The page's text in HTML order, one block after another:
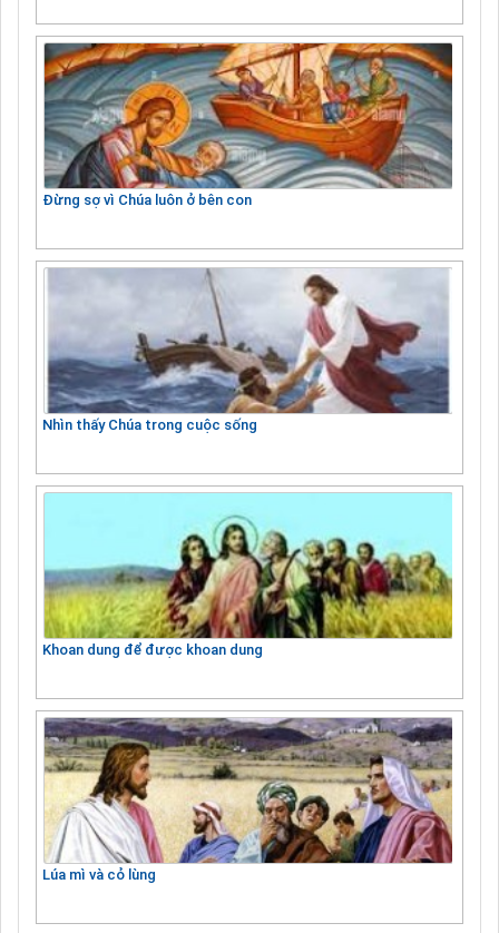
Đừng sợ vì Chúa luôn ở bên con
Nhìn thấy Chúa trong cuộc sống
Khoan dung để được khoan dung
Lúa mì và cỏ lùng